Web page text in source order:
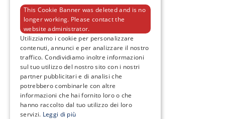
w
i
t
t
e
r
n
s
t
a
r
a
m
o
u
t
u
b
e
This Cookie Banner was deleted and is no
longer working. Please contact the
website administrator.
Utilizziamo i cookie per personalizzare
contenuti, annunci e per analizzare il nostro
traffico. Condividiamo inoltre informazioni
sul tuo utilizzo del nostro sito con i nostri
partner pubblicitari e di analisi che
potrebbero combinarle con altre
informazioni che hai fornito loro o che
hanno raccolto dal tuo utilizzo dei loro
servizi. Leggi di più